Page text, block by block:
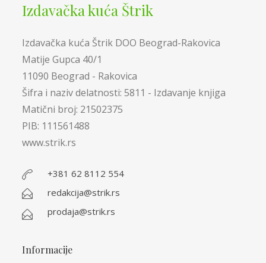
Izdavačka kuća Štrik
Izdavačka kuća Štrik DOO Beograd-Rakovica
Matije Gupca 40/1
11090 Beograd - Rakovica
Šifra i naziv delatnosti: 5811 - Izdavanje knjiga
Matični broj: 21502375
PIB: 111561488
www.strik.rs
+381 62 8112 554
redakcija@strik.rs
prodaja@strik.rs
Informacije